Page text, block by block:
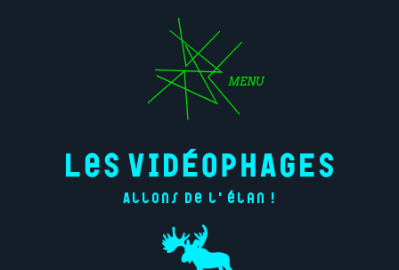
MENU
Allons de l'élan !